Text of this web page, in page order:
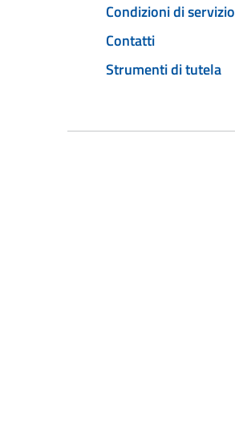
Condizioni di servizio
Contatti
Strumenti di tutela